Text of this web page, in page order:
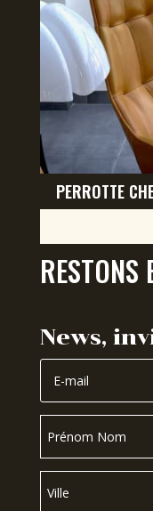
PERROTTE
RESTONS
News,